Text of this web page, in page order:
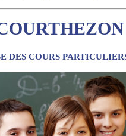
DES COURS